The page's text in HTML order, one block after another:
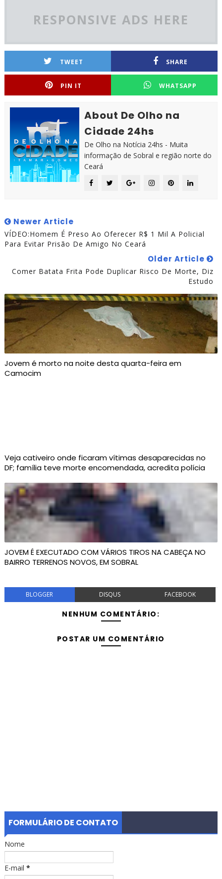
RESPONSIVE ADS HERE
TWEET SHARE
PIN IT WHATSAPP
About De Olho na
Cidade 24hs
De Olho na Notícia 24hs - Muita
informação de Sobral e região norte do
Ceará
Newer Article
VÍDEO:Homem É Preso Ao Oferecer R$ 1 Mil A Policial
Para Evitar Prisão De Amigo No Ceará
Older Article
Comer Batata Frita Pode Duplicar Risco De Morte, Diz
Estudo
Jovem é morto na noite desta quarta-feira em
Camocim
Veja cativeiro onde ficaram vítimas desaparecidas no
DF; família teve morte encomendada, acredita polícia
JOVEM É EXECUTADO COM VÁRIOS TIROS NA CABEÇA NO
BAIRRO TERRENOS NOVOS, EM SOBRAL
BLOGGER DISQUS FACEBOOK
NENHUM COMENTÁRIO:
POSTAR UM COMENTÁRIO
FORMULÁRIO DE CONTATO
Nome
E-mail *